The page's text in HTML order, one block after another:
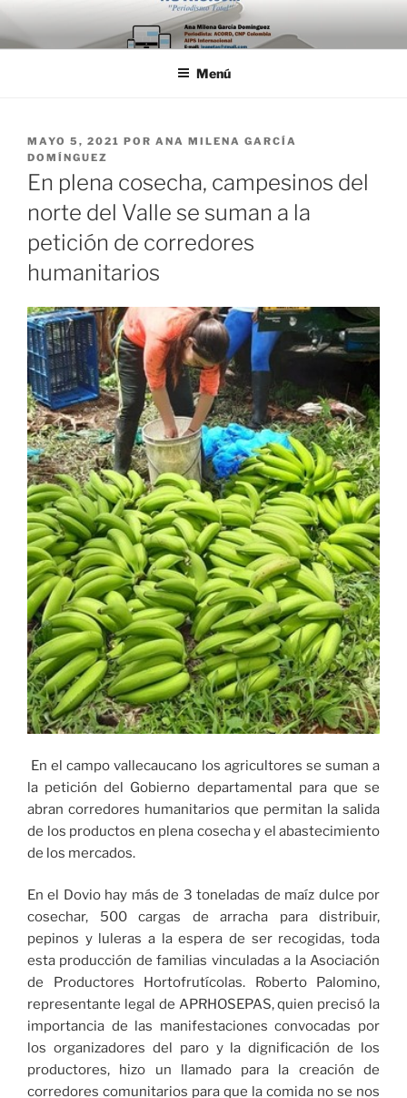
Saltar
al
contenido
Menú
PUBLICADO
EL
MAYO 5, 2021 POR ANA MILENA GARCÍA
DOMÍNGUEZ
En plena cosecha, campesinos del
norte del Valle se suman a la
petición de corredores
humanitarios
En el campo vallecaucano los agricultores se suman a
la petición del Gobierno departamental para que se
abran corredores humanitarios que permitan la salida
de los productos en plena cosecha y el abastecimiento
de los mercados.
En el Dovio hay más de 3 toneladas de maíz dulce por
cosechar, 500 cargas de arracha para distribuir,
pepinos y luleras a la espera de ser recogidas, toda
esta producción de familias vinculadas a la Asociación
de Productores Hortofrutícolas. Roberto Palomino,
representante legal de APRHOSEPAS, quien precisó la
importancia de las manifestaciones convocadas por
los organizadores del paro y la dignificación de los
productores, hizo un llamado para la creación de
corredores comunitarios para que la comida no se nos